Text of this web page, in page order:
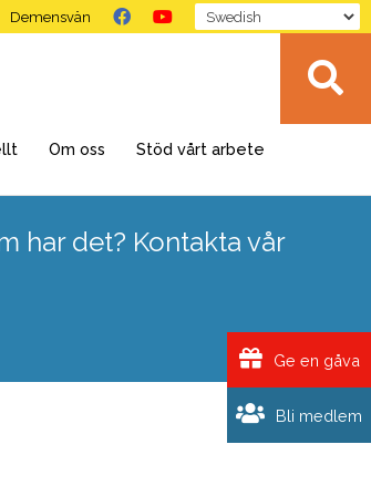
Demensvän
Om oss Stöd vårt arbete
har det? Kontakta vår
Bli medlem
Ge en gåva